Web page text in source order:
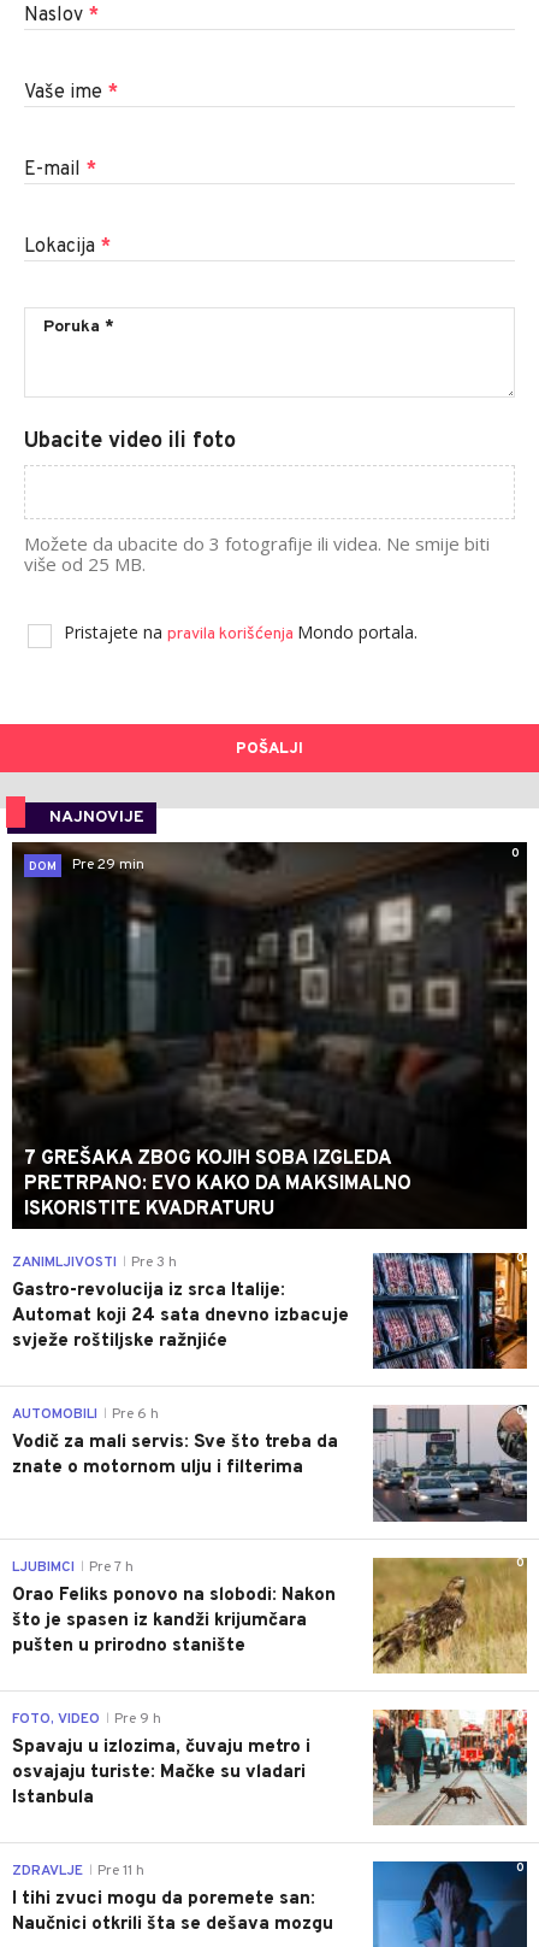
Naslov *
Vaše ime *
E-mail *
Lokacija *
Ubacite video ili foto
Možete da ubacite do 3 fotografije ili videa. Ne smije biti
više od 25 MB.
Pristajete na pravila korišćenja Mondo portala.
POŠALJI
NAJNOVIJE
0
DOM
Pre 29 min
7 GREŠAKA ZBOG KOJIH SOBA IZGLEDA
PRETRPANO: EVO KAKO DA MAKSIMALNO
ISKORISTITE KVADRATURU
0
ZANIMLJIVOSTI Pre 3 h
Gastro-revolucija iz srca Italije:
Automat koji 24 sata dnevno izbacuje
svježe roštiljske ražnjiće
0
AUTOMOBILI Pre 6 h
Vodič za mali servis: Sve što treba da
znate o motornom ulju i filterima
0
LJUBIMCI Pre 7 h
Orao Feliks ponovo na slobodi: Nakon
što je spasen iz kandži krijumčara
pušten u prirodno stanište
0
FOTO, VIDEO Pre 9 h
Spavaju u izlozima, čuvaju metro i
osvajaju turiste: Mačke su vladari
Istanbula
0
ZDRAVLJE Pre 11 h
I tihi zvuci mogu da poremete san:
Naučnici otkrili šta se dešava mozgu